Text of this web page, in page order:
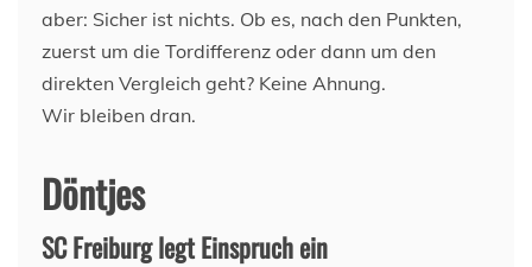
aber: Sicher ist nichts. Ob es, nach den Punkten,
zuerst um die Tordifferenz oder dann um den
direkten Vergleich geht? Keine Ahnung.
Wir bleiben dran.
Döntjes
SC Freiburg legt Einspruch ein